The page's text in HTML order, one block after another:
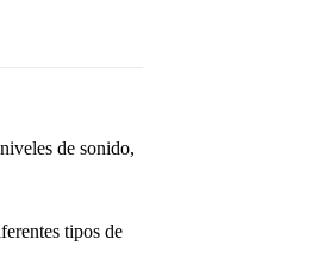
de sonido,
tipos de